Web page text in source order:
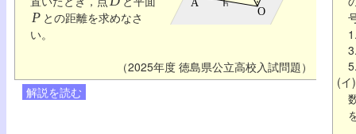
P との距離を求めなさ
い。
（2025年度 徳島県公立高校入試問題）
解説を読む
(